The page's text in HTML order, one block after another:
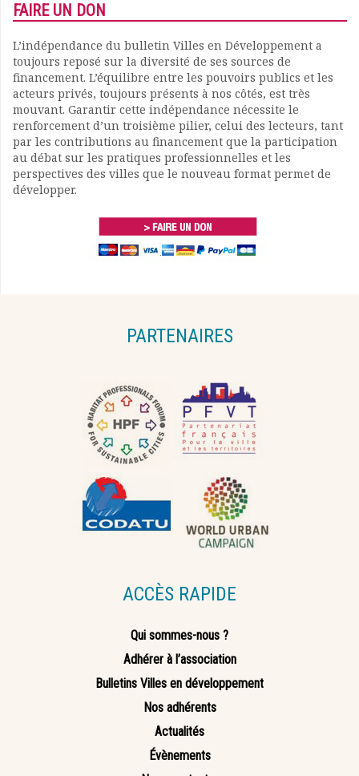
FAIRE UN DON
L’indépendance du bulletin Villes en Développement a
toujours reposé sur la diversité de ses sources de
financement. L’équilibre entre les pouvoirs publics et les
acteurs privés, toujours présents à nos côtés, est très
mouvant. Garantir cette indépendance nécessite le
renforcement d’un troisième pilier, celui des lecteurs, tant
par les contributions au financement que la participation
au débat sur les pratiques professionnelles et les
perspectives des villes que le nouveau format permet de
développer.
PARTENAIRES
ACCÈS RAPIDE
Qui sommes-nous ?
Adhérer à l’association
Bulletins Villes en développement
Nos adhérents
Actualités
Évènements